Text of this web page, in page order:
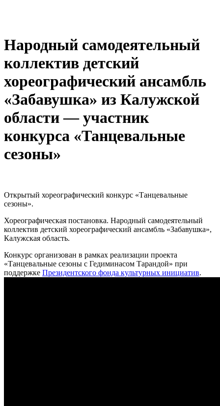
Народный самодеятельный
коллектив детский
хореографический ансамбль
«Забавушка» из Калужской
области — участник
конкурса «Танцевальные
сезоны»
Открытый хореографический конкурс «Танцевальные
сезоны».
Хореографическая постановка. Народный самодеятельный
коллектив детский хореографический ансамбль «Забавушка»,
Калужская область.
Конкурс организован в рамках реализации проекта
«Танцевальные сезоны с Гедиминасом Тарандой» при
поддержке Президентского фонда культурных инициатив.